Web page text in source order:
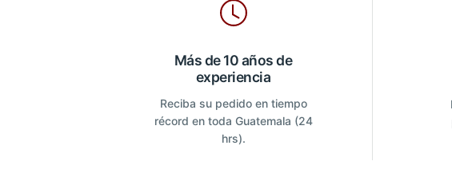
Más de 10 años de
experiencia
Reciba su pedido en tiempo
récord en toda Guatemala (24
hrs).